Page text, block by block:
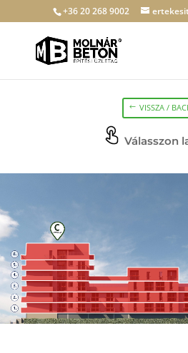
+36 20 268 9002
VISSZA /
Válasszon